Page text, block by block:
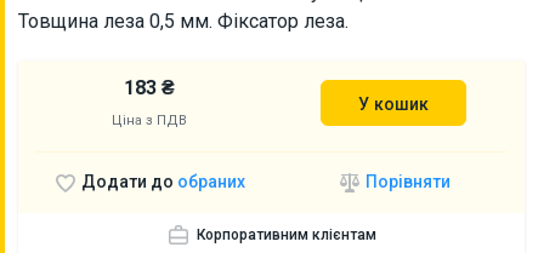
Товщина леза 0,5 мм. Фіксатор леза.
183 ₴
Ціна з ПДВ
У кошик
Додати до обраних Порівняти
Корпоративним клієнтам